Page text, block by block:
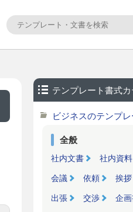
テンプレート書式カ
ビジネスのテンプレ
全般
社内文書 社内資料
会議 依頼 挨拶
出張 交渉 企